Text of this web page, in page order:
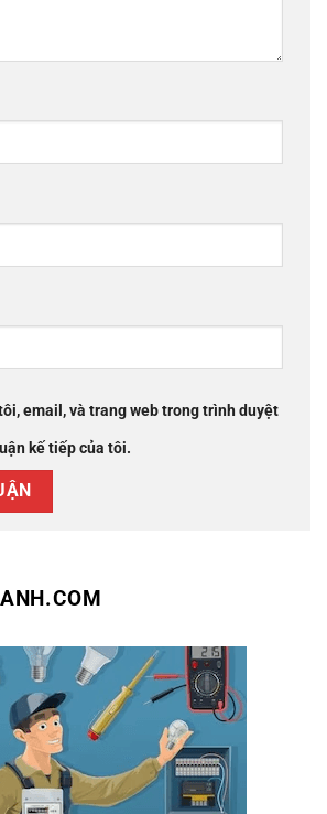
email, và trang web trong trình duyệt
kế tiếp của tôi.